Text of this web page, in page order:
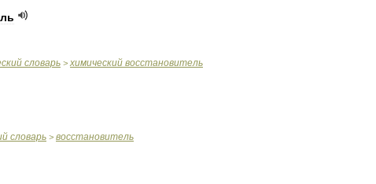
словарь > химический восстановитель
словарь > восстановитель